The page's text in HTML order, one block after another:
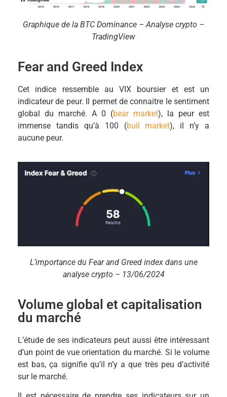
Graphique de la BTC Dominance – Analyse crypto –
TradingView
Fear and Greed Index
Cet indice ressemble au VIX boursier et est un
indicateur de peur. Il permet de connaitre le sentiment
global du marché. A 0 (bear market), la peur est
immense tandis qu’à 100 (bull market), il n’y a
aucune peur.
L’importance du Fear and Greed index dans une
analyse crypto – 13/06/2024
Volume global et capitalisation
du marché
L’étude de ses indicateurs peut aussi être intéressant
d’un point de vue orientation du marché. Si le volume
est bas, ça signifie qu’il n’y a que très peu d’activité
sur le marché.